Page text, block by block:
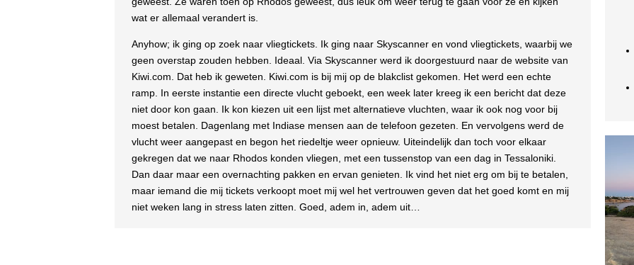
wat er allemaal verandert is.
Anyhow; ik ging op zoek naar vliegtickets. Ik ging naar Skyscanner en vond vliegtickets, waarbij we
geen overstap zouden hebben. Ideaal. Via Skyscanner werd ik doorgestuurd naar de website van
Kiwi.com. Dat heb ik geweten. Kiwi.com is bij mij op de blakclist gekomen. Het werd een echte
ramp. In eerste instantie een directe vlucht geboekt, een week later kreeg ik een bericht dat deze
niet door kon gaan. Ik kon kiezen uit een lijst met alternatieve vluchten, waar ik ook nog voor bij
moest betalen. Dagenlang met Indiase mensen aan de telefoon gezeten. En vervolgens werd de
vlucht weer aangepast en begon het riedeltje weer opnieuw. Uiteindelijk dan toch voor elkaar
gekregen dat we naar Rhodos konden vliegen, met een tussenstop van een dag in Tessaloniki.
Dan daar maar een overnachting pakken en ervan genieten. Ik vind het niet erg om bij te betalen,
maar iemand die mij tickets verkoopt moet mij wel het vertrouwen geven dat het goed komt en mij
niet weken lang in stress laten zitten. Goed, adem in, adem uit…